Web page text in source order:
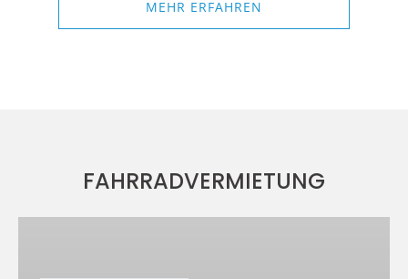
MEHR ERFAHREN
FAHRRADVERMIETUNG